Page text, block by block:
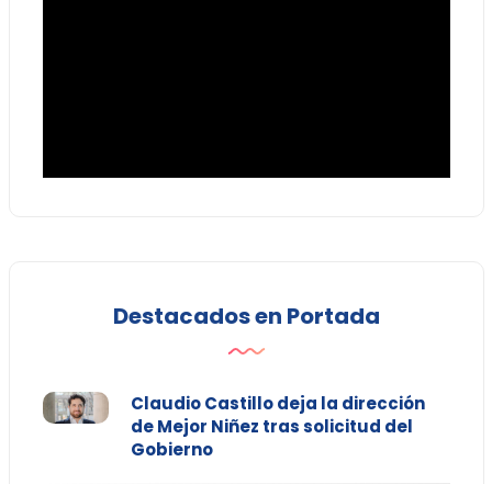
Destacados en Portada
Claudio Castillo deja la dirección
de Mejor Niñez tras solicitud del
Gobierno